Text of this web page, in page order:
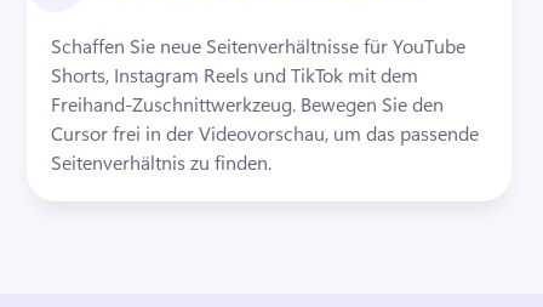
Schaffen Sie neue Seitenverhältnisse für YouTube
Shorts, Instagram Reels und TikTok mit dem
Freihand-Zuschnittwerkzeug. Bewegen Sie den
Cursor frei in der Videovorschau, um das passende
Seitenverhältnis zu finden.